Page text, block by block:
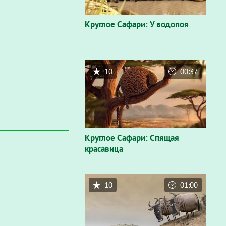
Круглое Сафари: У водопоя
Круглое Сафари: Спящая
красавица
10 00:37
10 01:00